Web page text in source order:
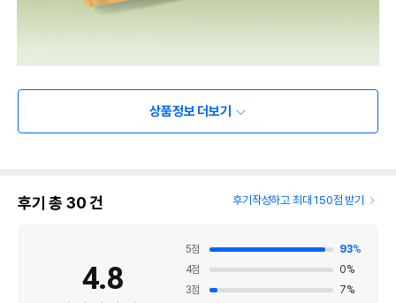
상품정보 더보기
후기 총 30건 후기작성하고 최대 150점 받기
4.8
5점 93%
4점 0%
3점 7%